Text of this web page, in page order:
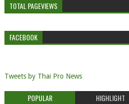
TOTAL PAGEVIEWS
FACEBOOK
Tweets by Thai Pro News
POPULAR HIGHLIGHT